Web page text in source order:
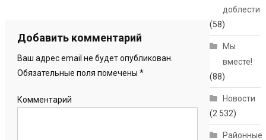
Добавить комментарий
Ваш адрес email не будет опубликован.
Обязательные поля помечены *
Комментарий
доблести
(58)
Мы
вместе!
(88)
Новости
(2 532)
Районные